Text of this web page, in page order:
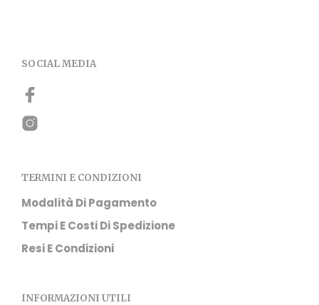
SOCIAL MEDIA
TERMINI E CONDIZIONI
Modalità Di Pagamento
Tempi E Costi Di Spedizione
Resi E Condizioni
INFORMAZIONI UTILI